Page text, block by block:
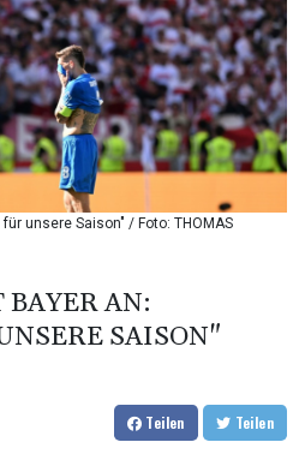
BOB 13.999007
BRL 5.913559
BSD 1.152658
BTN 109.581813
BWP 15.630737
BYN 3.409105
BYR
22625.480557
BZD 2.318242
2610.011457
CHF 0.933353
1055.109333
CNY 7.79265
unsere Saison" / Foto: THOMAS
AN:
SAISON"
Teilen Teilen